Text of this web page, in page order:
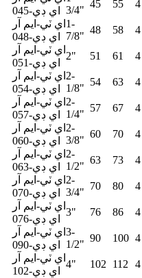
اي ڊي-045
3/4"
45 55 4
اي ٽي-ايم آر
اي ڊي-048
1-
7/8"
48 58 4
اي ٽي-ايم آر
اي ڊي-051
2" 51 61 4
اي ٽي-ايم آر
اي ڊي-054
2-
1/8"
54 63 4
اي ٽي-ايم آر
اي ڊي-057
2-
1/4"
57 67 4
اي ٽي-ايم آر
اي ڊي-060
2-
3/8"
60 70 4
اي ٽي-ايم آر
اي ڊي-063
2-
1/2"
63 73 4
اي ٽي-ايم آر
اي ڊي-070
2-
3/4"
70 80 4
اي ٽي-ايم آر
اي ڊي-076
3" 76 86 4
اي ٽي-ايم آر
اي ڊي-090
3-
1/2"
90 100 4
اي ٽي-ايم آر
اي ڊي-102
4" 102 112 4